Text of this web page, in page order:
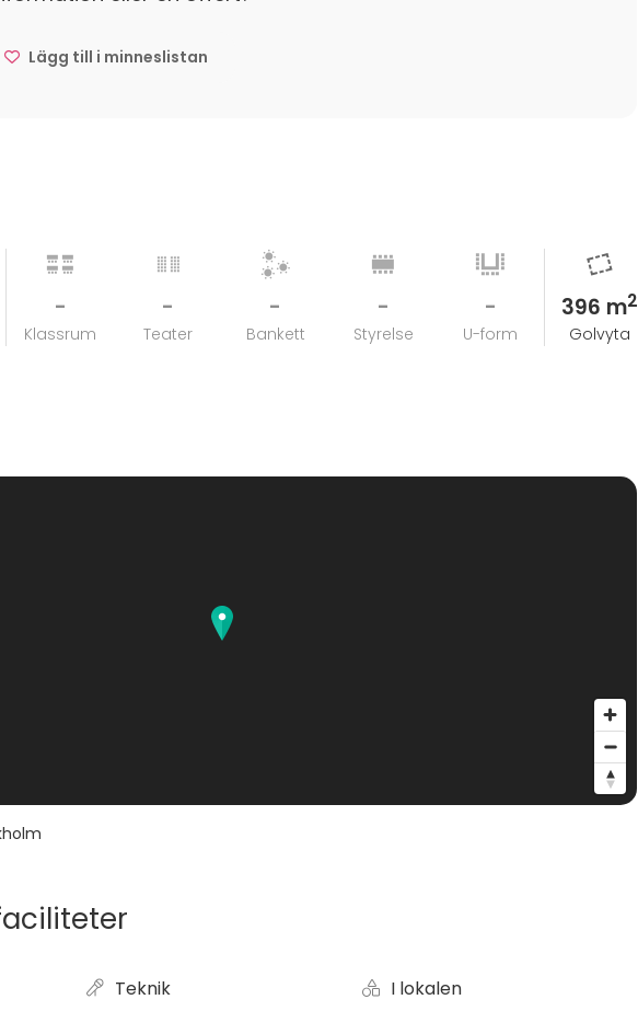
1809. Huset var även en centralpunkt för Stockholms sällskapsliv
Lägg till i minneslistan
-
Klassrum
-
Teater
-
Bankett
-
Styrelse
-
U-form
396 m2
Golvyta
Teknik I lokalen